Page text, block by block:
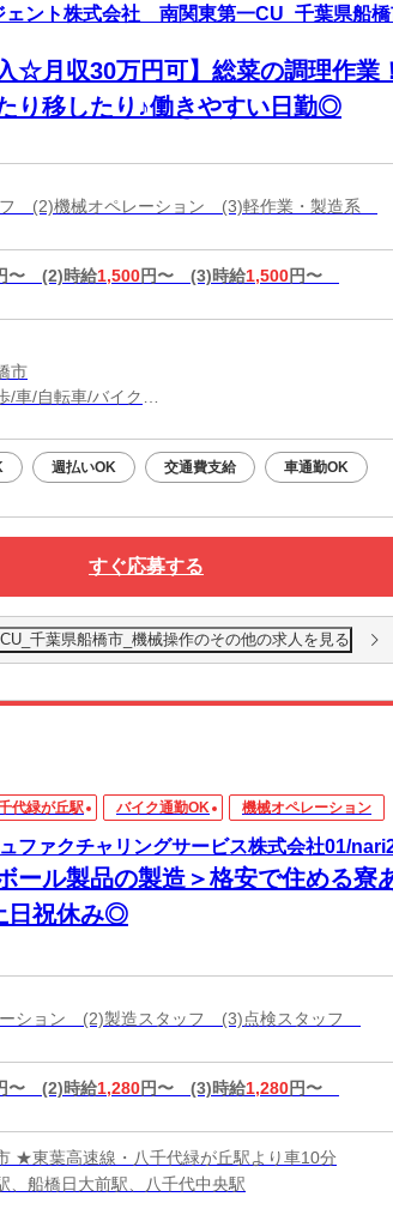
ェント株式会社 南関東第一CU_千葉県船
入☆月収30万円可】総菜の調理作業
り移したり♪働きやすい日勤◎
フ (2)機械オペレーション (3)軽作業・製造系
〜 (2)時給1,500円〜 (3)時給1,500円〜
市
/車/自転車/バイク
週払いOK 交通費支給 車通勤OK
すぐ応募する
千葉県船橋市_機械操作のその他の求人を見る
代緑が丘駅 バイク通勤OK 機械オペレーション
ファクチャリングサービス株式会社01/
ール製品の製造＞格安で住める寮
日祝休み◎
ーション (2)製造スタッフ (3)点検スタッフ
〜 (2)時給1,280円〜 (3)時給1,280円〜
★東葉高速線・八千代緑が丘駅より車10分
、船橋日大前駅、八千代中央駅